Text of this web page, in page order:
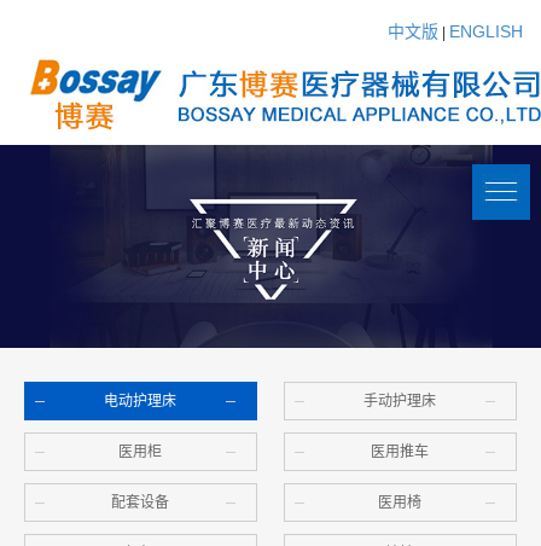
中文版 ENGLISH
电动护理床 手动护理床
医用柜 医用推车
配套设备 医用椅